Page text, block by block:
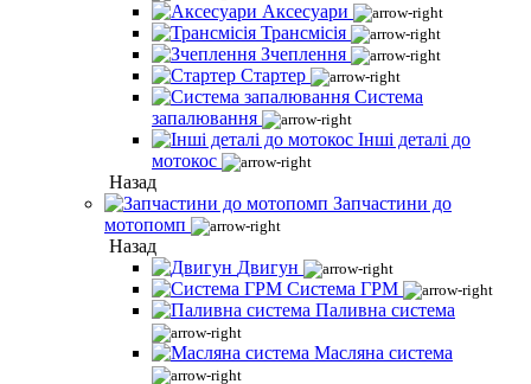
Аксесуари
Трансмісія
Зчеплення
Стартер
Система
запалювання
Інші деталі до
мотокос
Назад
Запчастини до
мотопомп
Назад
Двигун
Система ГРМ
Паливна система
Масляна система